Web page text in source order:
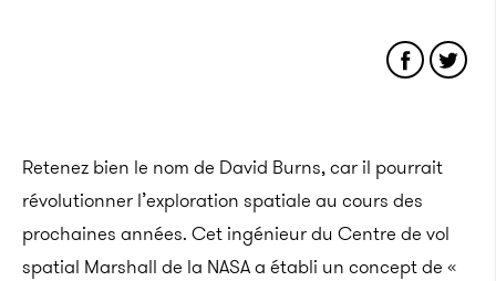
Retenez bien le nom de David Burns, car il pourrait
révolutionner l’exploration spatiale au cours des
prochaines années. Cet ingénieur du Centre de vol
spatial Marshall de la NASA a établi un concept de «